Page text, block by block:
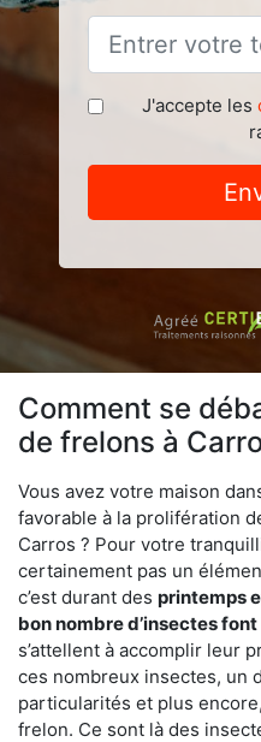
J'accepte les
Comment se
de frelons à
Vous avez votre maison
favorable à la prolifération
Carros ? Pour votre
certainement pas un
c’est durant des printemps
bon nombre d’insectes
s’attellent à accomplir leur
ces nombreux insectes, un
particularités et plus
frelon. Ce sont là des